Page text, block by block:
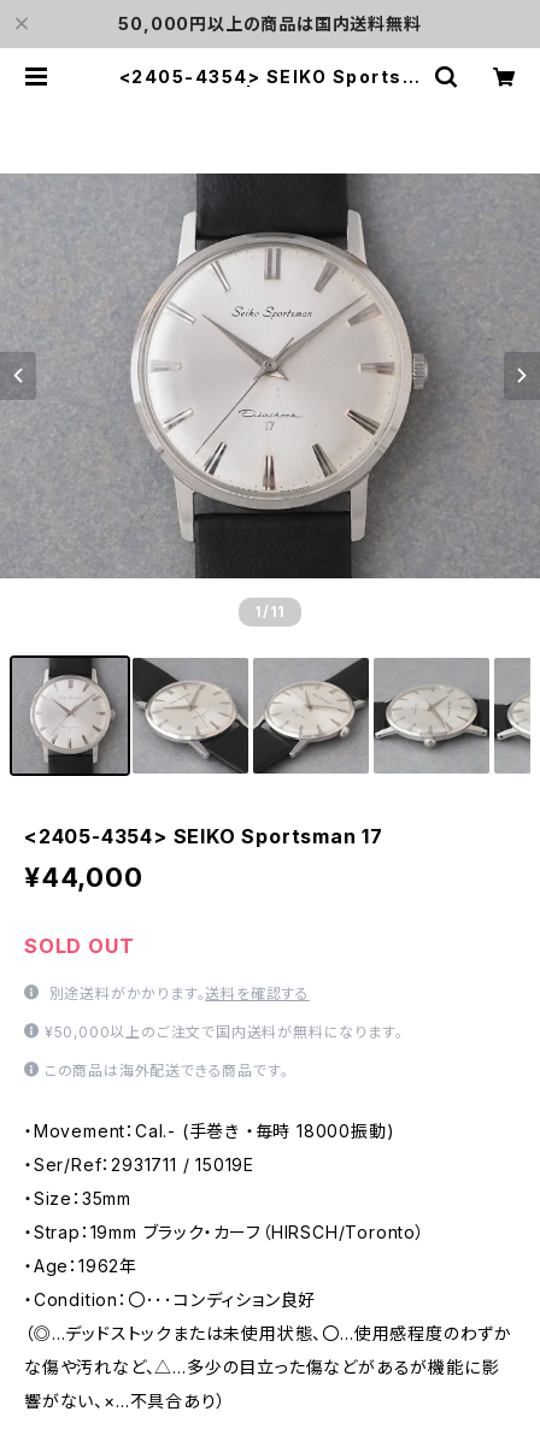
50,000円以上の商品は国内送料無料
<2405-4354> SEIKO Sportsm
1 /11
<2405-4354> SEIKO Sportsman 17
¥44,000
SOLD OUT
別途送料がかかります。送料を確認する
¥50,000以上のご注文で国内送料が無料になります。
この商品は海外配送できる商品です。
・Movement：Cal.- (手巻き ・毎時 18000振動)
・Ser/Ref：2931711 / 15019E
・Size：35mm
・Strap：19mm ブラック・カーフ（HIRSCH/Toronto）
・Age：1962年
・Condition：〇･･･コンディション良好
（◎…デッドストックまたは未使用状態、〇…使用感程度のわずか
な傷や汚れなど、△…多少の目立った傷などがあるが機能に影
響がない、×…不具合あり）